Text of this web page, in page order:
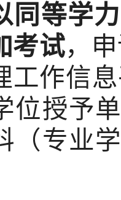
同等学
考试，
工作信
位授予
（专业